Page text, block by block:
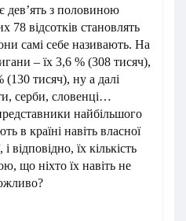
з половиною
78 відсотків становлять
самі себе називають. На
– їх 3,6 % (308 тисяч),
(130 тисяч), ну а далі
серби, словенці…
найбільшого
в країні навіть власної
відповідно, їх кількість
що ніхто їх навіть не